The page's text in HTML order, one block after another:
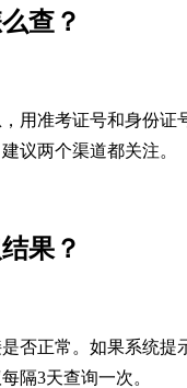
查？
用准考证号和身份
议两个渠道都关注。
果？
否正常。如果系统
隔3天查询一次。